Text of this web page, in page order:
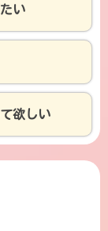
い
欲しい